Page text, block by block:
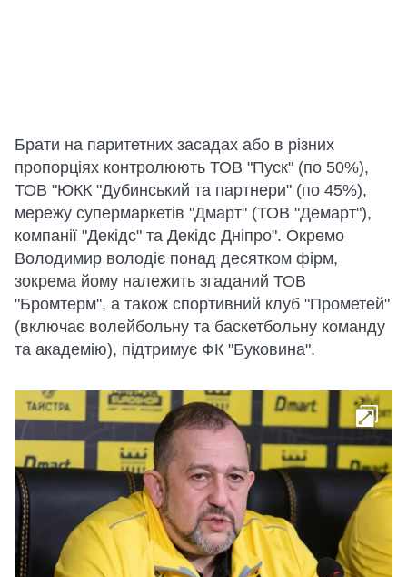
Брати на паритетних засадах або в різних
пропорціях контролюють ТОВ "Пуск" (по 50%),
ТОВ "ЮКК "Дубинський та партнери" (по 45%),
мережу супермаркетів "Дмарт" (ТОВ "Демарт"),
компанії "Декідс" та Декідс Дніпро". Окремо
Володимир володіє понад десятком фірм,
зокрема йому належить згаданий ТОВ
"Бромтерм", а також спортивний клуб "Прометей"
(включає волейбольну та баскетбольну команду
та академію), підтримує ФК "Буковина".